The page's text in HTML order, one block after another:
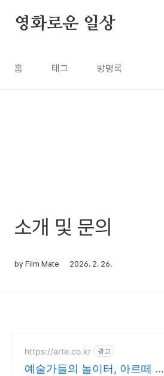
영화로운 일상
홈 태그 방명록
소개 및 문의
by Film Mate 2026. 2. 26.
https://arte.co.kr 광고
예술가들의 놀이터, 아르떼 대